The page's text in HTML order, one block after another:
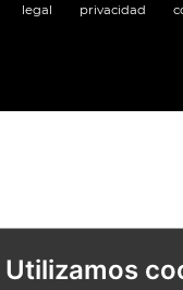
Utilizamos
legal
privacidad